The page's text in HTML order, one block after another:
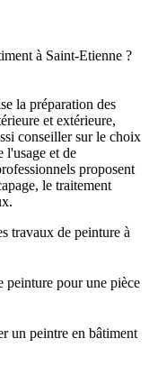
à Saint-Etienne ?
la préparation des
et extérieure,
conseiller sur le choix
l'usage et de
proposent
le traitement
travaux de peinture à
peinture pour une pièce
un peintre en bâtiment